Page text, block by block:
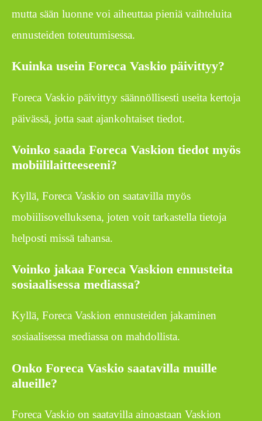
mutta sään luonne voi aiheuttaa pieniä vaihteluita
ennusteiden toteutumisessa.
Kuinka usein Foreca Vaskio päivittyy?
Foreca Vaskio päivittyy säännöllisesti useita kertoja
päivässä, jotta saat ajankohtaiset tiedot.
Voinko saada Foreca Vaskion tiedot myös
mobiililaitteeseeni?
Kyllä, Foreca Vaskio on saatavilla myös
mobiilisovelluksena, joten voit tarkastella tietoja
helposti missä tahansa.
Voinko jakaa Foreca Vaskion ennusteita
sosiaalisessa mediassa?
Kyllä, Foreca Vaskion ennusteiden jakaminen
sosiaalisessa mediassa on mahdollista.
Onko Foreca Vaskio saatavilla muille
alueille?
Foreca Vaskio on saatavilla ainoastaan Vaskion